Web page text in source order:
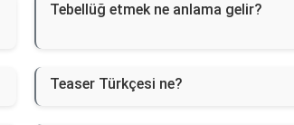
Tebellüğ etmek ne anlama gelir?
Teaser Türkçesi ne?